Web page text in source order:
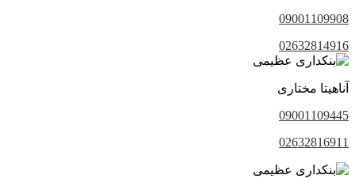
09001109908
02632814916
آناهیتا مختاری
09001109445
02632816911